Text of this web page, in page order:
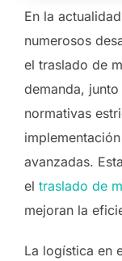
En la
numerosos
el traslado de
demanda,
normativas
avanzadas.
el traslado de
mejoran la
La logística en